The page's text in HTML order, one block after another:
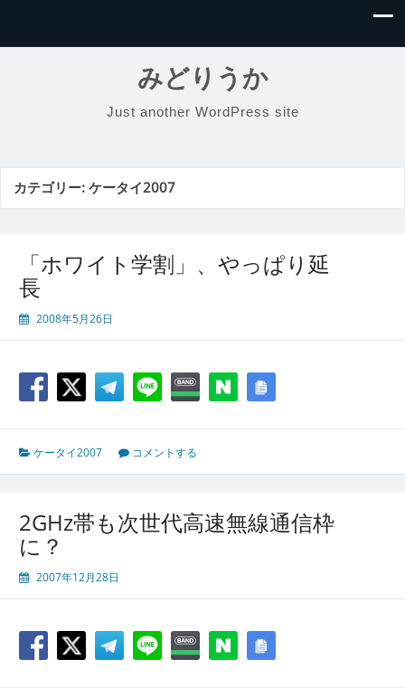
みどりうか
Just another WordPress site
カテゴリー:ケータイ2007
「ホワイト学割」、やっぱり延
長
2008年5月26日
ケータイ2007 コメントする
2GHz帯も次世代高速無線通信枠
に？
2007年12月28日